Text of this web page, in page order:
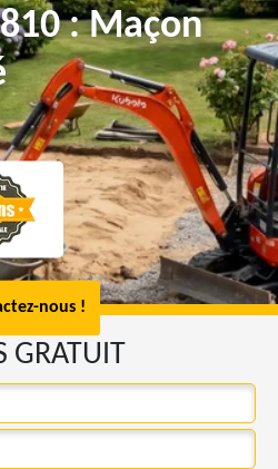
: Maçon
nous !
GRATUIT